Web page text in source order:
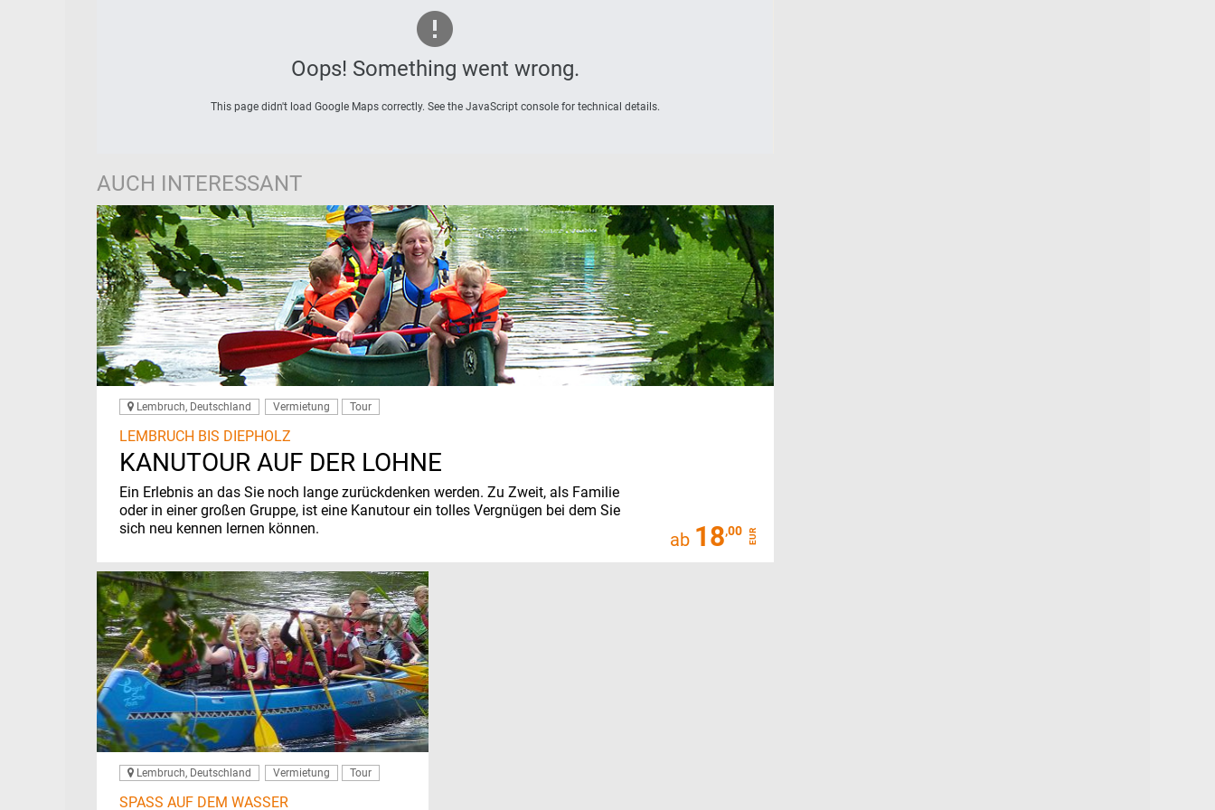
Oops! Something went wrong.
This page didn't load Google Maps correctly. See the JavaScript console for technical details.
AUCH INTERESSANT
Lembruch, Deutschland Vermietung Tour
LEMBRUCH BIS DIEPHOLZ
KANUTOUR AUF DER LOHNE
Ein Erlebnis an das Sie noch lange zurückdenken werden. Zu Zweit, als Familie
oder in einer großen Gruppe, ist eine Kanutour ein tolles Vergnügen bei dem Sie
sich neu kennen lernen können.
ab 18,00 EUR
Lembruch, Deutschland Vermietung Tour
SPASS AUF DEM WASSER